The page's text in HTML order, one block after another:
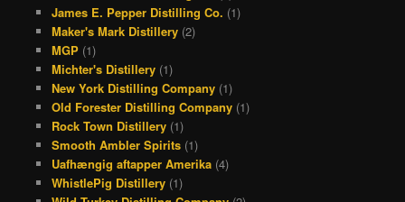
James E. Pepper Distilling Co. (1)
Maker's Mark Distillery(2)
MGP(1)
Michter's Distillery(1)
New York Distilling Company(1)
Old Forester Distilling Company(1)
Rock Town Distillery(1)
Smooth Ambler Spirits(1)
Uafhængig aftapper Amerika(4)
WhistlePig Distillery(1)